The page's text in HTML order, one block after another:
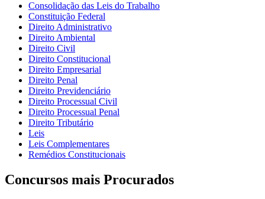
Consolidação das Leis do Trabalho
Constituição Federal
Direito Administrativo
Direito Ambiental
Direito Civil
Direito Constitucional
Direito Empresarial
Direito Penal
Direito Previdenciário
Direito Processual Civil
Direito Processual Penal
Direito Tributário
Leis
Leis Complementares
Remédios Constitucionais
Concursos mais Procurados